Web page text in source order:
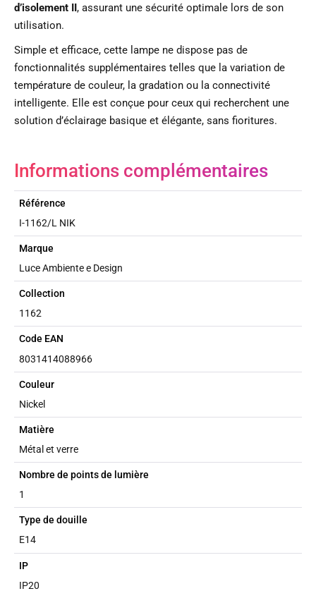
d’isolement II, assurant une sécurité optimale lors de son
utilisation.
Simple et efficace, cette lampe ne dispose pas de
fonctionnalités supplémentaires telles que la variation de
température de couleur, la gradation ou la connectivité
intelligente. Elle est conçue pour ceux qui recherchent une
solution d’éclairage basique et élégante, sans fioritures.
Informations complémentaires
Référence
I-1162/L NIK
Marque
Luce Ambiente e Design
Collection
1162
Code EAN
8031414088966
Couleur
Nickel
Matière
Métal et verre
Nombre de points de lumière
1
Type de douille
E14
IP
IP20